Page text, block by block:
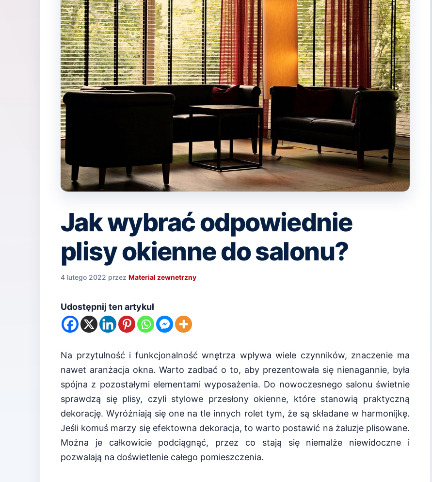
Jak wybrać odpowiednie
plisy okienne do salonu?
4 lutego 2022 przez Material zewnetrzny
Udostępnij ten artykuł
Na przytulność i funkcjonalność wnętrza wpływa wiele czynników, znaczenie ma
nawet aranżacja okna. Warto zadbać o to, aby prezentowała się nienagannie, była
spójna z pozostałymi elementami wyposażenia. Do nowoczesnego salonu świetnie
sprawdzą się plisy, czyli stylowe przesłony okienne, które stanowią praktyczną
dekorację. Wyróżniają się one na tle innych rolet tym, że są składane w harmonijkę.
Jeśli komuś marzy się efektowna dekoracja, to warto postawić na żaluzje plisowane.
Można je całkowicie podciągnąć, przez co stają się niemalże niewidoczne i
pozwalają na doświetlenie całego pomieszczenia.